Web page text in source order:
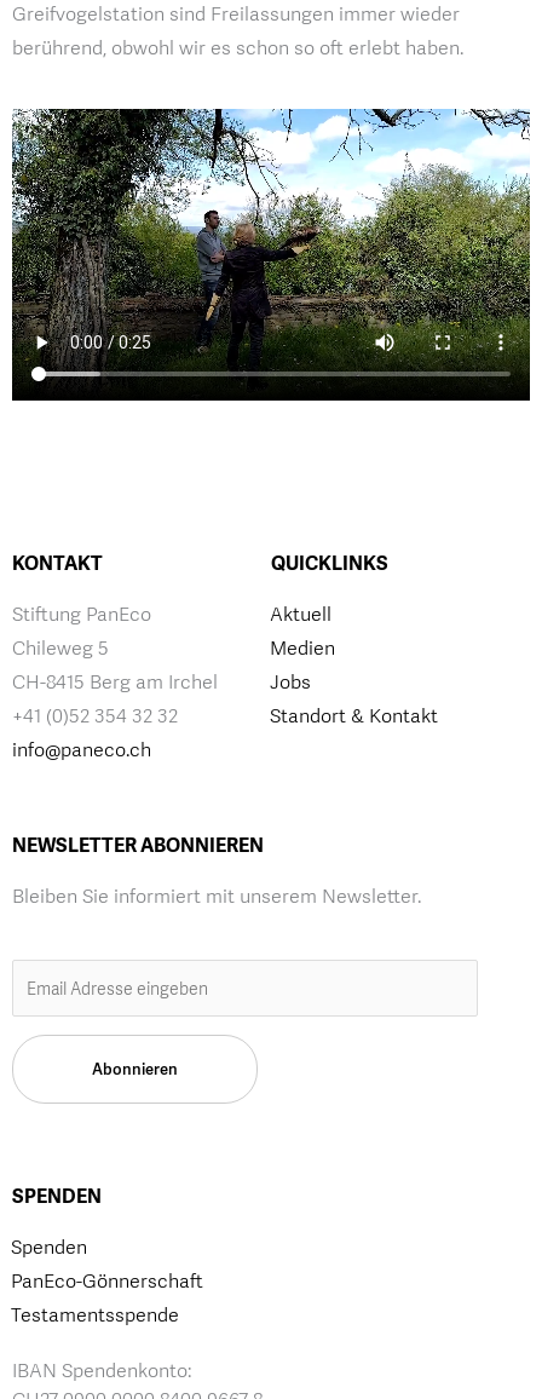
Greifvogelstation sind Freilassungen immer wieder
berührend, obwohl wir es schon so oft erlebt haben.
KONTAKT
Stiftung PanEco
Chileweg 5
CH-8415 Berg am Irchel
+41 (0)52 354 32 32
info@paneco.ch
QUICKLINKS
Aktuell
Medien
Jobs
Standort & Kontakt
NEWSLETTER ABONNIEREN
Bleiben Sie informiert mit unserem Newsletter.
SPENDEN
Spenden
PanEco-Gönnerschaft
Testamentsspende
IBAN Spendenkonto: